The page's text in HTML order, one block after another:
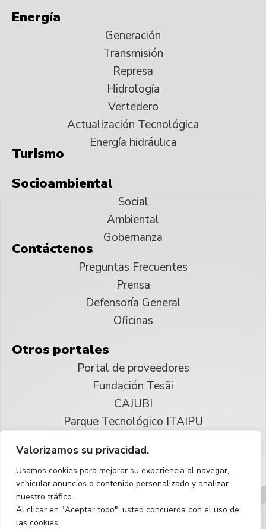
Valorizamos su privacidad.
Usamos cookies para mejorar su experiencia al navegar,
vehicular anuncios o contenido personalizado y analizar
nuestro tráfico.
Al clicar en "Aceptar todo", usted concuerda con el uso de
las cookies.
Energía
Generación
Transmisión
Represa
Hidrología
Vertedero
Actualización Tecnológica
Energía hidráulica
Turismo
Socioambiental
Social
Ambiental
Gobernanza
Contáctenos
Preguntas Frecuentes
Prensa
Defensoría General
Oficinas
Otros portales
Portal de proveedores
Fundación Tesãi
CAJUBI
Parque Tecnológico ITAIPU
Reservados todos los derechos
Español